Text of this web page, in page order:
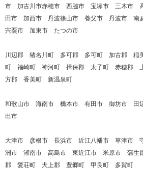
市 加古川市赤穂市 西脇市 宝塚市 三木市
田市 加西市 丹波篠山市 養父市 丹波市 南
宍粟市 加東市 たつの市
川辺郡 猪名川町 多可郡 多可町 加古郡 稲
町 福崎町 神河町 揖保郡 太子町 赤穂郡
方郡 香美町 新温泉町
和歌山市 海南市 橋本市 有田市 御坊市 田
出市
大津市 彦根市 長浜市 近江八幡市 草津市
洲市 湖南市 高島市 東近江市 米原市 蒲生
郡 愛荘町 犬上郡 豊郷町 甲良町 多賀町